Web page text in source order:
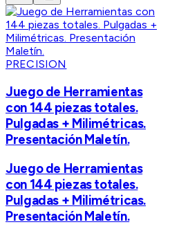
PRECISION
Juego de Herramientas
con 144 piezas totales.
Pulgadas + Milimétricas.
Presentación Maletín.
Juego de Herramientas
con 144 piezas totales.
Pulgadas + Milimétricas.
Presentación Maletín.